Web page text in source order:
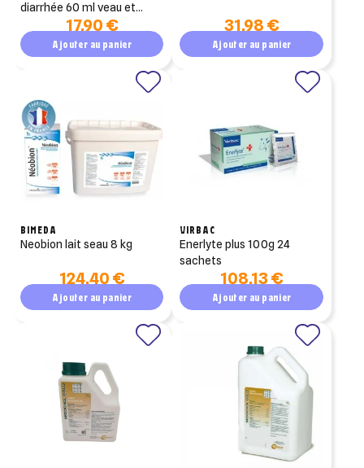
diarrhée 60 ml veau et
grand chien17,90 €
Ajouter au panier
31,98 €
Ajouter au panier
BIMEDA
neobion lait seau 8 kg
124,40 €
Ajouter au panier
VIRBAC
enerlyte plus 100g 24
sachets
108,13 €
Ajouter au panier